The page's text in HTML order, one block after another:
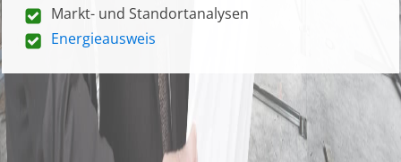
Markt- und Standortanalysen
Energieausweis